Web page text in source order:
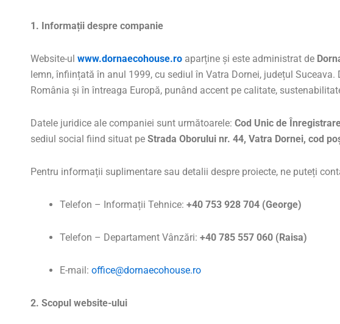
1. Informații despre companie
Website-ul www.dornaecohouse.ro aparține și este administrat de
lemn, înființată în anul 1999, cu sediul în Vatra Dornei, județul
România și în întreaga Europă, punând accent pe calitate,
Datele juridice ale companiei sunt următoarele: Cod Unic de
sediul social fiind situat pe Strada Oborului nr. 44, Vatra Dornei, cod
Pentru informații suplimentare sau detalii despre proiecte, ne puteți
Telefon – Informații Tehnice: +40 753 928 704 (George)
Telefon – Departament Vânzări: +40 785 557 060 (Raisa)
E-mail: office@dornaecohouse.ro
2. Scopul website-ului